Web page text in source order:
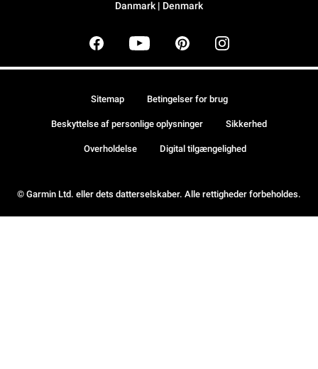
Danmark | Denmark
© Garmin Ltd. eller dets datterselskaber. Alle rettigheder forbeholdes.
Sitemap Betingelser for brug
Beskyttelse af personlige oplysninger Sikkerhed
Overholdelse Digital tilgængelighed